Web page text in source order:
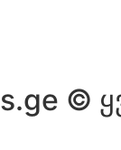
©